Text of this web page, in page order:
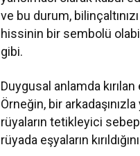
ve bu durum,
hissinin bir sembolü
gibi.
Duygusal anlamda kırılan
Örneğin, bir
rüyaların tetikleyici
rüyada eşyaların